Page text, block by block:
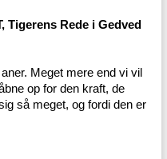
Tigerens Rede i Gedved
Meget mere end vi vil
op for den kraft, de
så meget, og fordi den er